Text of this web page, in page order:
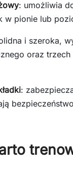
: umożliwia
w pionie lub
i szeroka,
oraz trzech
: